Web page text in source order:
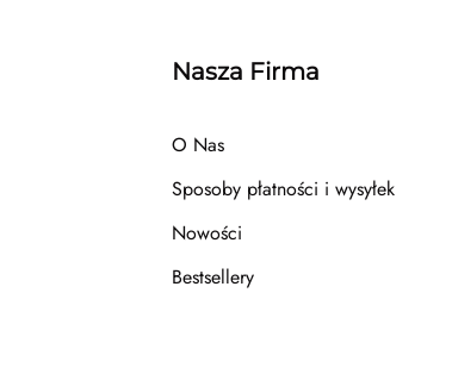
Nasza Firma
O Nas
Sposoby płatności i wysyłek
Nowości
Bestsellery